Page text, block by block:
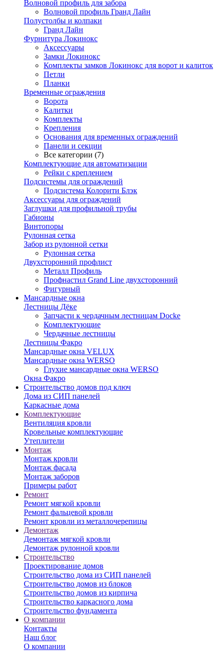
Волновой профиль для забора
Волновой профиль Гранд Лайн
Полустолбы и колпаки
Гранд Лайн
Фурнитура Локинокс
Аксессуары
Замки Локинокс
Комплекты замков Локинокс для ворот и калиток
Петли
Планки
Временные ограждения
Ворота
Калитки
Комплекты
Крепления
Основания для временных ограждений
Панели и секции
Все категории (7)
Комплектующие для автоматизации
Рейки с креплением
Подсистемы для ограждений
Подсистема Колорити Блэк
Аксессуары для ограждений
Заглушки для профильной трубы
Габионы
Винтопоры
Рулонная сетка
Забор из рулонной сетки
Рулонная сетка
Двухсторонний профлист
Металл Профиль
Профнастил Grand Line двухсторонний
Фигурный
Мансардные окна
Лестницы Дёке
Запчасти к чердачным лестницам Docke
Комплектующие
Чердачные лестницы
Лестницы Факро
Мансардные окна VELUX
Мансардные окна WERSO
Глухие мансардные окна WERSO
Окна Факро
Строительство домов под ключ
Дома из СИП панелей
Каркасные дома
Комплектующие
Вентиляция кровли
Кровельные комплектующие
Утеплители
Монтаж
Монтаж кровли
Монтаж фасада
Монтаж заборов
Примеры работ
Ремонт
Ремонт мягкой кровли
Ремонт фальцевой кровли
Ремонт кровли из металлочерепицы
Демонтаж
Демонтаж мягкой кровли
Демонтаж рулонной кровли
Строительство
Проектирование домов
Строительство дома из СИП панелей
Строительство домов из блоков
Строительство домов из кирпича
Строительство каркасного дома
Строительство фундамента
О компании
Контакты
Наш блог
О компании